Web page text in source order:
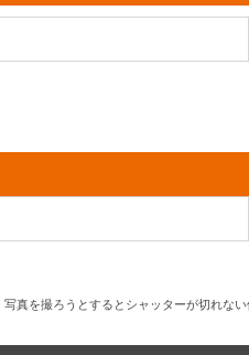
写真を撮ろうとするとシャッターが切れな